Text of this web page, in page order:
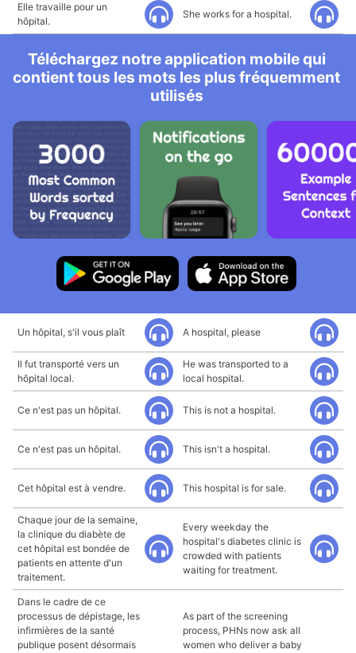
Elle travaille pour un
hôpital.
She works for a hospital.
Téléchargez notre application mobile qui
contient tous les mots les plus fréquemment
utilisés
Un hôpital, s'il vous plaît A hospital, please
Il fut transporté vers un
hôpital local.
He was transported to a
local hospital.
Ce n'est pas un hôpital. This is not a hospital.
Ce n'est pas un hôpital. This isn't a hospital.
Cet hôpital est à vendre. This hospital is for sale.
Chaque jour de la semaine,
la clinique du diabète de
cet hôpital est bondée de
patients en attente d'un
traitement.
Every weekday the
hospital's diabetes clinic is
crowded with patients
waiting for treatment.
Dans le cadre de ce
processus de dépistage, les
infirmières de la santé
publique posent désormais
As part of the screening
process, PHNs now ask all
women who deliver a baby